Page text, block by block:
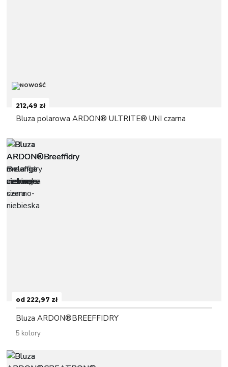
212,49 zł
Bluza polarowa ARDON® ULTRITE® UNI czarna
od 222,97 zł
Bluza ARDON®BREEFFIDRY
5 kolory